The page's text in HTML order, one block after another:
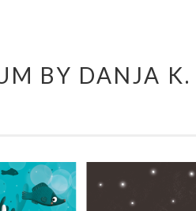
BY DANJA K.